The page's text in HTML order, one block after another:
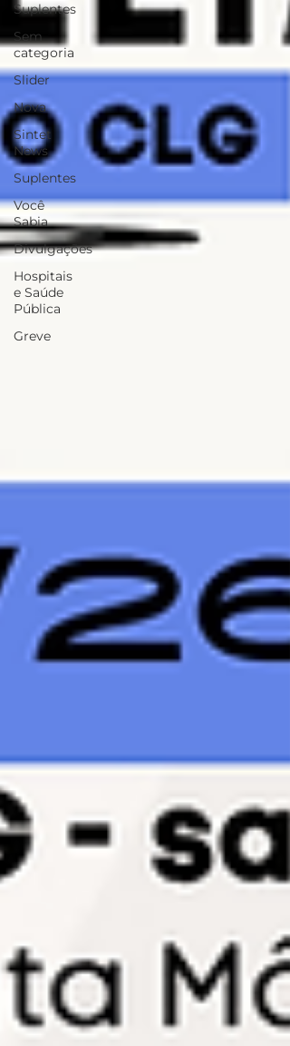
Suplentes
Sem
categoria
Slider
Nova
Sintet
News
Suplentes
Você
Sabia
Divulgações
Hospitais
e Saúde
Pública
Greve